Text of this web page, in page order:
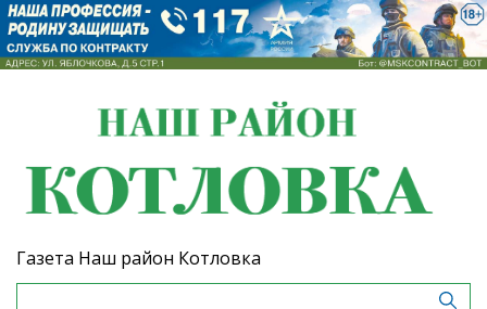
Газета Наш район Котловка